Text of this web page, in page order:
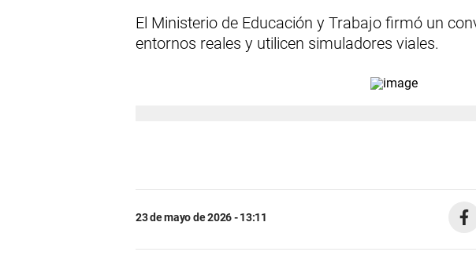
El Ministerio de Educación y Trabajo firmó un
entornos reales y utilicen simuladores viales.
23 de mayo de 2026 - 13:11